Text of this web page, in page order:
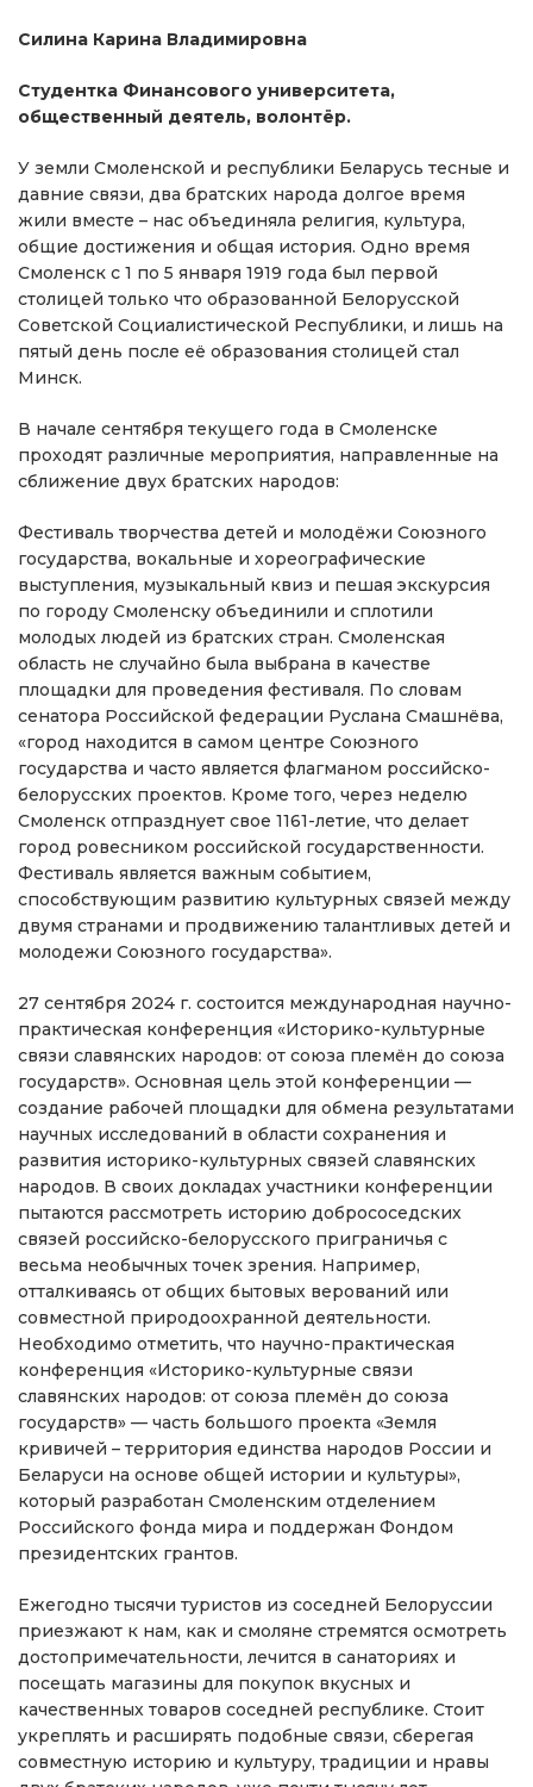
Силина Карина Владимировна
Студентка Финансового университета,
общественный деятель, волонтёр.
У земли Смоленской и республики Беларусь тесные и
давние связи, два братских народа долгое время
жили вместе – нас объединяла религия, культура,
общие достижения и общая история. Одно время
Смоленск с 1 по 5 января 1919 года был первой
столицей только что образованной Белорусской
Советской Социалистической Республики, и лишь на
пятый день после её образования столицей стал
Минск.
В начале сентября текущего года в Смоленске
проходят различные мероприятия, направленные на
сближение двух братских народов:
Фестиваль творчества детей и молодёжи Союзного
государства, вокальные и хореографические
выступления, музыкальный квиз и пешая экскурсия
по городу Смоленску объединили и сплотили
молодых людей из братских стран. Смоленская
область не случайно была выбрана в качестве
площадки для проведения фестиваля. По словам
сенатора Российской федерации Руслана Смашнёва,
«город находится в самом центре Союзного
государства и часто является флагманом российско-
белорусских проектов. Кроме того, через неделю
Смоленск отпразднует свое 1161-летие, что делает
город ровесником российской государственности.
Фестиваль является важным событием,
способствующим развитию культурных связей между
двумя странами и продвижению талантливых детей и
молодежи Союзного государства».
27 сентября 2024 г. состоится международная научно-
практическая конференция «Историко-культурные
связи славянских народов: от союза племён до союза
государств». Основная цель этой конференции —
создание рабочей площадки для обмена результатами
научных исследований в области сохранения и
развития историко-культурных связей славянских
народов. В своих докладах участники конференции
пытаются рассмотреть историю добрососедских
связей российско-белорусского приграничья с
весьма необычных точек зрения. Например,
отталкиваясь от общих бытовых верований или
совместной природоохранной деятельности.
Необходимо отметить, что научно-практическая
конференция «Историко-культурные связи
славянских народов: от союза племён до союза
государств» — часть большого проекта «Земля
кривичей – территория единства народов России и
Беларуси на основе общей истории и культуры»,
который разработан Смоленским отделением
Российского фонда мира и поддержан Фондом
президентских грантов.
Ежегодно тысячи туристов из соседней Белоруссии
приезжают к нам, как и смоляне стремятся осмотреть
достопримечательности, лечится в санаториях и
посещать магазины для покупок вкусных и
качественных товаров соседней республике. Стоит
укреплять и расширять подобные связи, сберегая
совместную историю и культуру, традиции и нравы